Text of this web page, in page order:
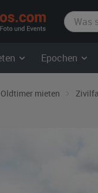
film-
Epochen
Oldtimer mieten